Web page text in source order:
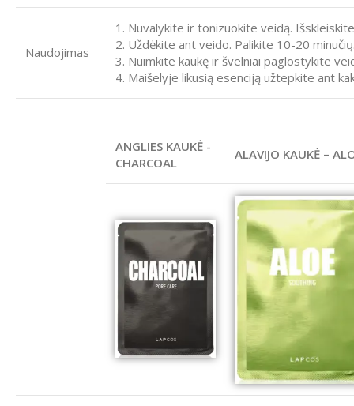
Naudojimas
1. Nuvalykite ir tonizuokite veidą.
2. Uždėkite ant veido. Palikite 10-20
3. Nuimkite kaukę ir švelniai paglostykite
4. Maišelyje likusią esenciją užtepkite ant
ANGLIES KAUKĖ -
CHARCOAL
ALAVIJO KAUKĖ –